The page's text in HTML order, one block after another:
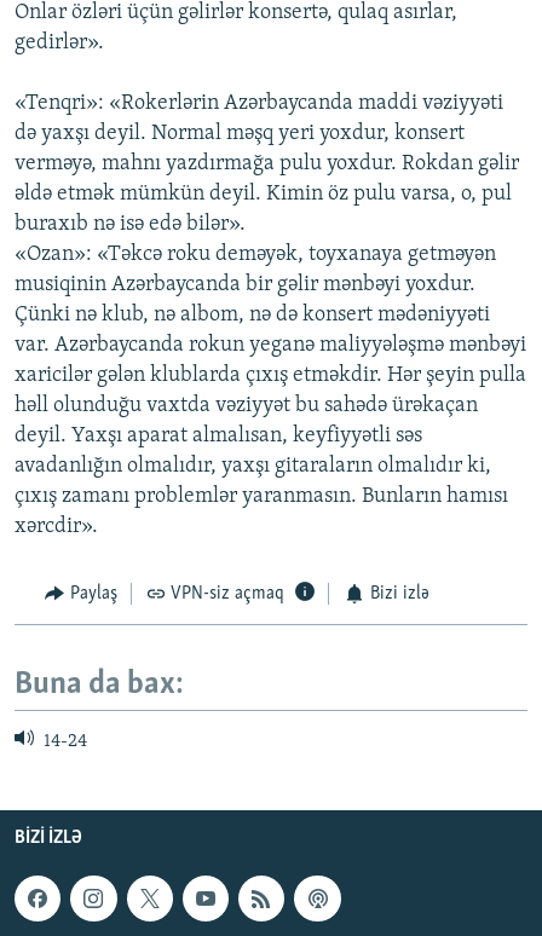
Onlar özləri üçün gəlirlər konsertə, qulaq asırlar,
gedirlər».
«Tenqri»: «Rokerlərin Azərbaycanda maddi vəziyyəti
də yaxşı deyil. Normal məşq yeri yoxdur, konsert
verməyə, mahnı yazdırmağa pulu yoxdur. Rokdan gəlir
əldə etmək mümkün deyil. Kimin öz pulu varsa, o, pul
buraxıb nə isə edə bilər».
«Ozan»: «Təkcə roku deməyək, toyxanaya getməyən
musiqinin Azərbaycanda bir gəlir mənbəyi yoxdur.
Çünki nə klub, nə albom, nə də konsert mədəniyyəti
var. Azərbaycanda rokun yeganə maliyyələşmə mənbəyi
xaricilər gələn klublarda çıxış etməkdir. Hər şeyin pulla
həll olunduğu vaxtda vəziyyət bu sahədə ürəkaçan
deyil. Yaxşı aparat almalısan, keyfiyyətli səs
avadanlığın olmalıdır, yaxşı gitaraların olmalıdır ki,
çıxış zamanı problemlər yaranmasın. Bunların hamısı
xərcdir».
Paylaş VPN-siz açmaq Bizi izlə
Buna da bax:
14-24
BIZI IZLƏ